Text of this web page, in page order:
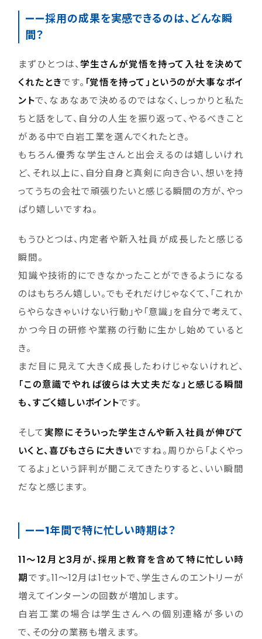
——採用の成果を実感できるのは、どんな瞬
間？
まずひとつは、 学生さんが覚悟を持って入社を決めて
くれたときです。 「覚悟を持って」というのが大事なポイ
ントで、なあなあで決めるのではなく、しっかりと私た
ちと話をして、自分の人生を振り返って、やるべきこと
がある中で白岩工業を選んでくれたとき。
もちろん優秀な学生さんと出会えるのは嬉しいけれ
ど、それ以上に、自分自身と真剣に向き合い、想いを持
ってうちの会社で頑張りたいと感じる瞬間の方が、やっ
ぱり嬉しいですね。
もうひとつは、内定者や新入社員が成長したと感じる
瞬間。
知識や技術的にできなかったことができるようになる
のはもちろん嬉しい。でもそれだけじゃなくて、「これか
らやらなきゃいけない行動」や「意識」を自分で考えて、
かつ今日の研修や業務の行動に生かし始めていると
き。
まだ目に見えて大きく成長したわけじゃないけれど、
「この意識でやれば彼らは大丈夫だな」と感じる瞬間
も、すごく嬉しいポイントです。
そして実際にそういった学生さんや新入社員が伸びて
いくと、喜びもさらに大きいですね。周りから「よくやっ
てるよ」という評判が聞こえてきたりすると、いい瞬間
だなと感じます。
——1年間で特に忙しい時期は？
11〜12月と3月が、採用と教育を含めて特に忙しい時
期です。11〜12月は1セットで、学生さんのエントリーが
増えてインターンの回数が増加します。
白岩工業の場合は学生さんへの個別連絡が多いの
で、その分の業務も増えます。